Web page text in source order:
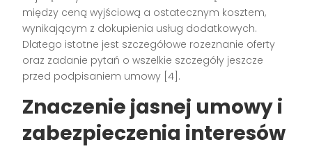
między ceną wyjściową a ostatecznym kosztem,
wynikającym z dokupienia usług dodatkowych.
Dlatego istotne jest szczegółowe rozeznanie oferty
oraz zadanie pytań o wszelkie szczegóły jeszcze
przed podpisaniem umowy [4] .
Znaczenie jasnej umowy i
zabezpieczenia interesów